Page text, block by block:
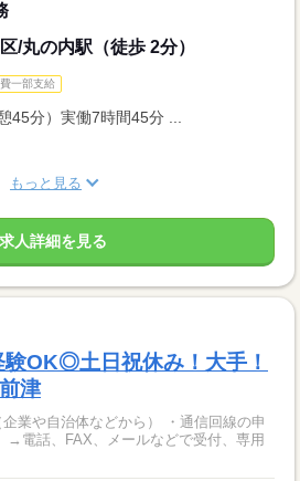
/丸の内駅（徒歩 2分）
一部支給
45分）実働7時間45分 ...
もっと見る
求人詳細を見る
OK◎土日祝休み！大手！
津
体などから） ・通信回線の申
→電話、FAX、メールなどで受付、専用